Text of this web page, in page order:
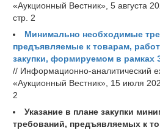
«Аукционный Вестник», 5 августа
стр. 2
Минимально необходимые
предъявляемые к товарам,
закупки, формируемом в рамках
// Информационно-аналитический
«Аукционный Вестник», 15 июля
2
Указание в плане закупки
требований, предъявляемых к